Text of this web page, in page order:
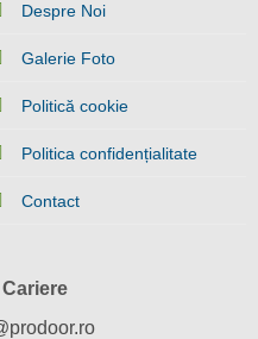
Despre Noi
Galerie Foto
Politică cookie
Politica confidențialitate
Contact